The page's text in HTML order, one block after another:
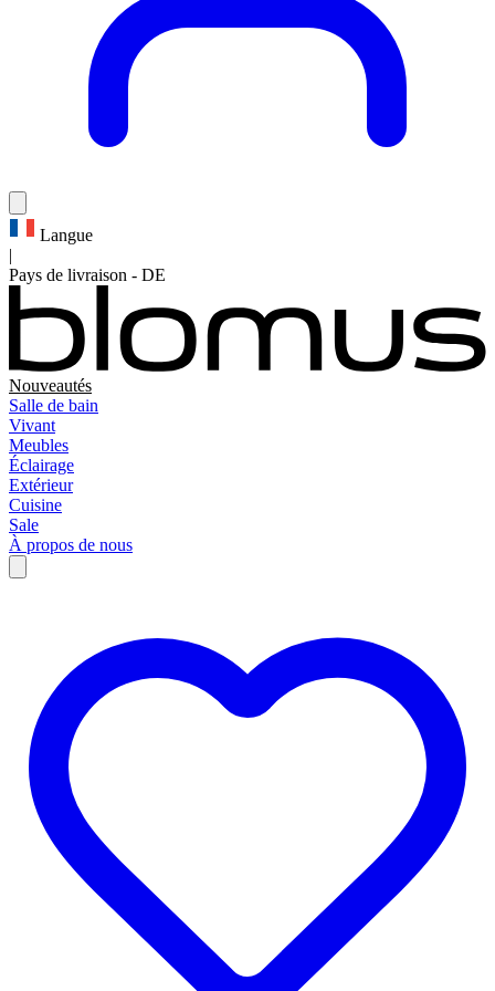
Langue
|
Pays de livraison - DE
Nouveautés
Salle de bain
Vivant
Meubles
Éclairage
Extérieur
Cuisine
Sale
À propos de nous